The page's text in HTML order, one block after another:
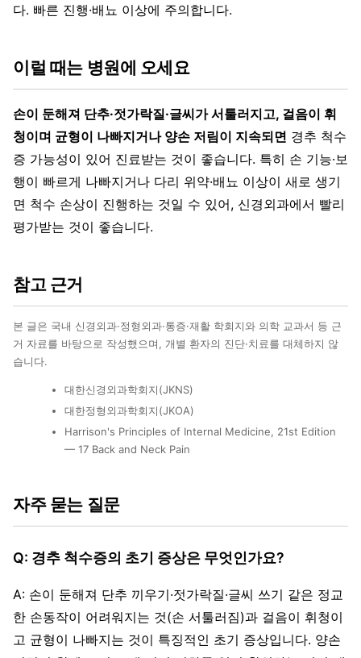
다. 빠른 진행·배뇨 이상에 주의합니다.
이럴 때는 병원에 오세요
손이 둔해져 단추·젓가락질·글씨가 서툴러지고, 걸음이 휘
청이며 균형이 나빠지거나 양손 저림이 지속되면 경추 척수
증 가능성이 있어 진료받는 것이 좋습니다. 특히 손 기능·보
행이 빠르게 나빠지거나 다리 위약·배뇨 이상이 새로 생기
면 척수 손상이 진행하는 것일 수 있어, 신경외과에서 빨리
평가받는 것이 좋습니다.
참고 근거
본 글은 국내 신경외과·정형외과·통증·재활 학회지와 의학 교과서 등 근
거 자료를 바탕으로 작성했으며, 개별 환자의 진단·치료를 대체하지 않
습니다.
대한신경외과학회지(JKNS)
대한정형외과학회지(JKOA)
Harrison's Principles of Internal Medicine, 21st Edition
— 17 Back and Neck Pain
자주 묻는 질문
Q: 경추 척수증의 초기 증상은 무엇인가요?
A: 손이 둔해져 단추 끼우기·젓가락질·글씨 쓰기 같은 정교
한 손동작이 어려워지는 것(손 서툴러짐)과 걸음이 휘청이
고 균형이 나빠지는 것이 특징적인 초기 증상입니다. 양손